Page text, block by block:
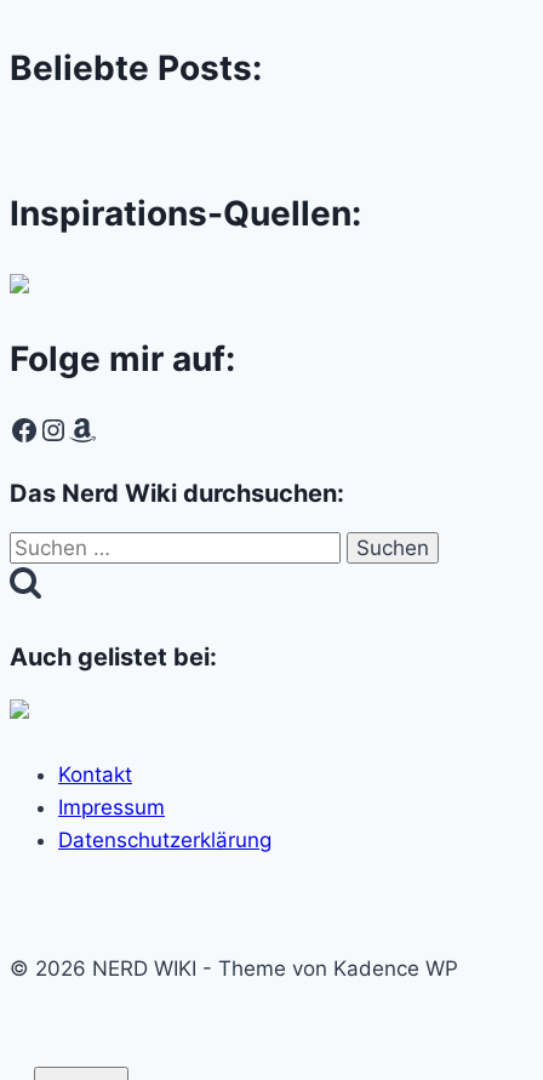
Beliebte Posts:
Inspirations-Quellen:
Folge mir auf:
Facebook
Instagram
Amazon
Das Nerd Wiki durchsuchen:
Suchen
nach:
Auch gelistet bei:
Kontakt
Impressum
Datenschutzerklärung
© 2026 NERD WIKI - Theme von Kadence WP